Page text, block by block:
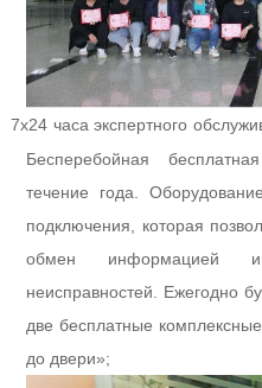
7x24 часа экспертного
Бесперебойная
течение года.
подключения, которая
обмен информацией и
неисправностей. Ежегодно
две бесплатные
до двери»;